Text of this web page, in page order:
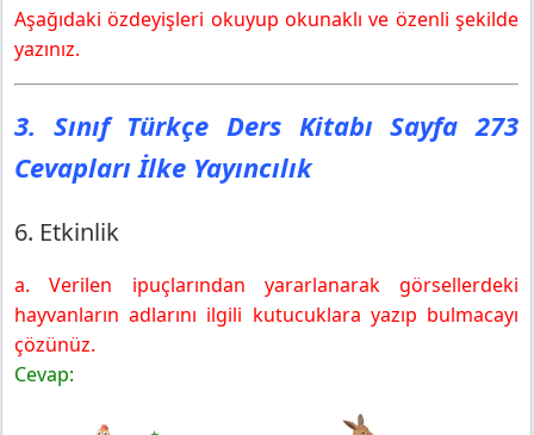
Aşağıdaki özdeyişleri okuyup okunaklı ve özenli şekilde
yazınız.
3. Sınıf Türkçe Ders Kitabı Sayfa 273
Cevapları İlke Yayıncılık
6. Etkinlik
a. Verilen ipuçlarından yararlanarak görsellerdeki
hayvanların adlarını ilgili kutucuklara yazıp bulmacayı
çözünüz.
Cevap: